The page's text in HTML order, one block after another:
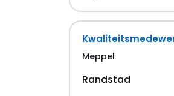
Meppel
Randstad